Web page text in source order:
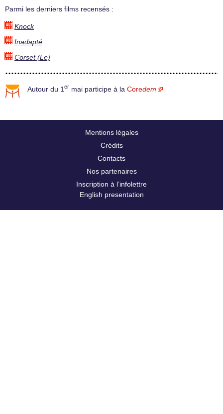
Parmi les derniers films recensés :
Knock
Inadapté
Corset (Le)
Autour du 1 er mai participe à la Coredem
Mentions légales
Crédits
Contacts
Nos partenaires
Inscription à l’infolettre
English presentation